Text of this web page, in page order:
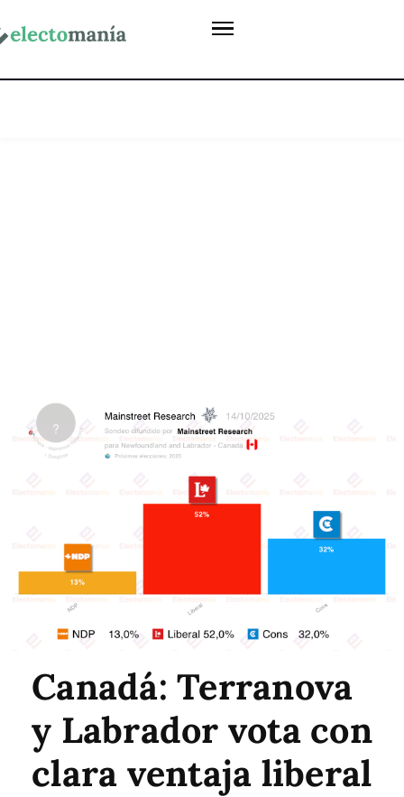
Canadá: Terranova
y Labrador vota con
clara ventaja liberal